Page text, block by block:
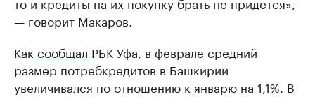
— говорит Макаров.
Как сообщал РБК Уфа, в феврале средний
размер потребкредитов в Башкирии
увеличивался по отношению к январю на 1,1%. В